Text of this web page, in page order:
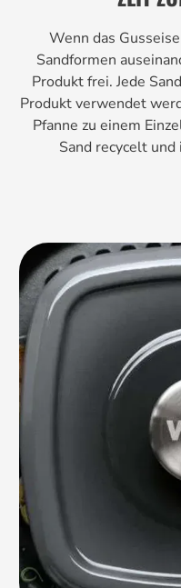
Wenn das
Sandformen
Produkt frei. Jede
Produkt verwendet
Pfanne zu einem
Sand recycelt